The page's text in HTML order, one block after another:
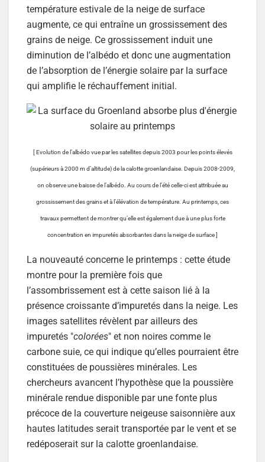
température estivale de la neige de surface
augmente, ce qui entraîne un grossissement des
grains de neige. Ce grossissement induit une
diminution de l’albédo et donc une augmentation
de l’absorption de l’énergie solaire par la surface
qui amplifie le réchauffement initial.
[ Evolution de l’albédo vue par les satellites depuis 2003 pour les points élevés
(supérieurs à 2000 m d’altitude) de la calotte groenlandaise. Depuis 2008-2009,
on observe une baisse de l’albédo. Au cours de l’été celle-ci est attribuée au
grossissement des grains et à l’élévation de température. Au printemps, ces
travaux permettent de montrer qu’elle est également due à une plus forte
concentration en impuretés absorbantes dans la neige de surface ]
La nouveauté concerne le printemps : cette étude
montre pour la première fois que
l’assombrissement est à cette saison lié à la
présence croissante d’impuretés dans la neige. Les
images satellites révèlent par ailleurs des
impuretés "colorées" et non noires comme le
carbone suie, ce qui indique qu’elles pourraient être
constituées de poussières minérales. Les
chercheurs avancent l’hypothèse que la poussière
minérale rendue disponible par une fonte plus
précoce de la couverture neigeuse saisonnière aux
hautes latitudes serait transportée par le vent et se
redéposerait sur la calotte groenlandaise.